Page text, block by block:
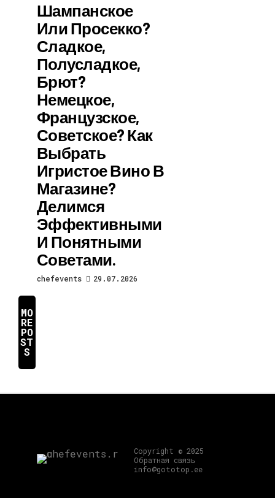
Шампанское
Или Просекко?
Сладкое,
Полусладкое,
Брют?
Немецкое,
Французское,
Советское? Как
Выбрать
Игристое Вино В
Магазине?
Делимся
Эффективными
И Понятными
Советами.
chefevents 29.07.2026
MO
RE
PO
ST
S
Copyright © 2025
Обратная связь
info@gototop.ee